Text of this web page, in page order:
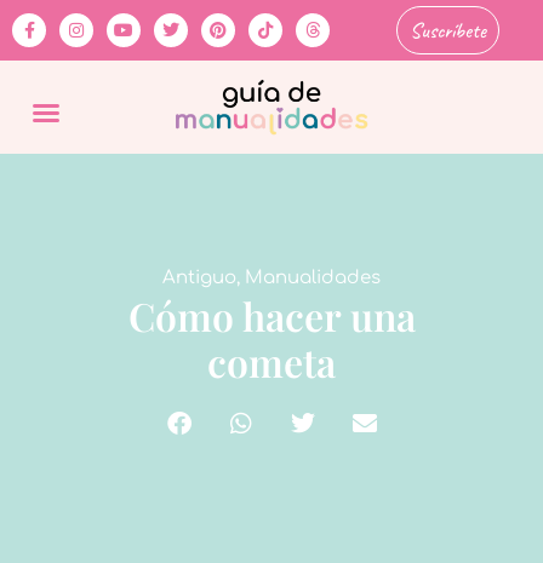
Suscríbete
Antiguo, Manualidades
Cómo hacer una
cometa